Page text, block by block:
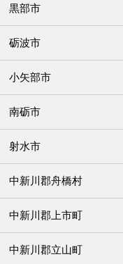
黒部市
砺波市
小矢部市
南砺市
射水市
中新川郡舟橋村
中新川郡上市町
中新川郡立山町